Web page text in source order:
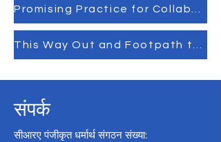
संपर्क
सीआरए पंजीकृत धर्मार्थ संगठन संख्या: